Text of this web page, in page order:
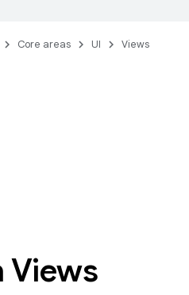
Core areas UI Views
Views